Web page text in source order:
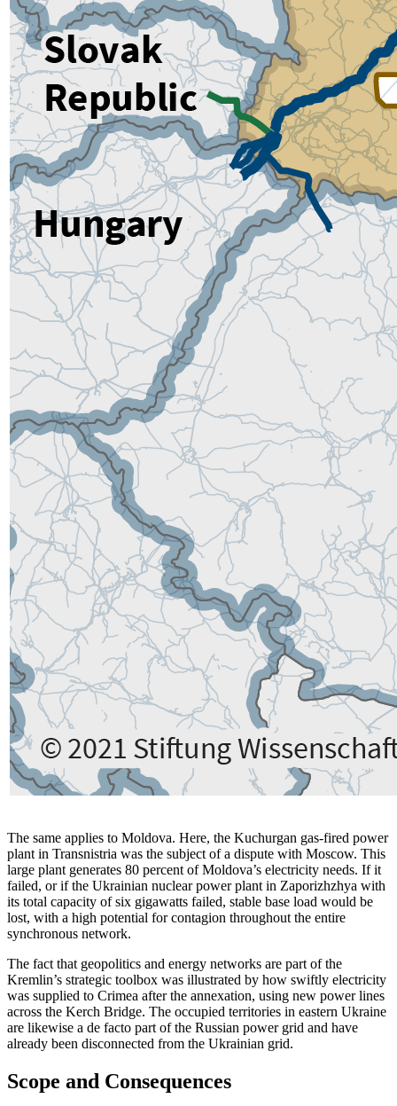
The same applies to Moldova. Here, the Kuchurgan gas-fired power
plant in Trans­nistria was the subject of a dispute with Moscow. This
large plant generates 80 per­cent of Moldova’s electricity needs. If it
failed, or if the Ukrainian nuclear power plant in Zaporizhzhya with
its total capac­ity of six gigawatts failed, stable base load would be
lost, with a high potential for contagion throughout the entire
synchronous network.
The fact that geopolitics and energy net­works are part of the
Kremlin’s strategic toolbox was illustrated by how swiftly elec­tricity
was supplied to Crimea after the annexation, using new power lines
across the Kerch Bridge. The occupied territories in eastern Ukraine
are likewise a de facto part of the Russian power grid and have
already been disconnected from the Ukrainian grid.
Scope and Consequences